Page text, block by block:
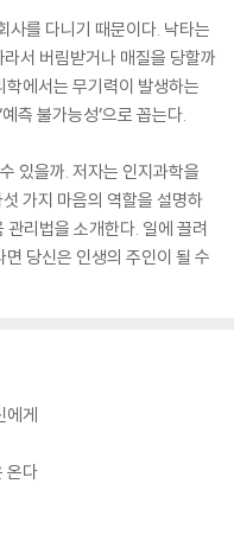
사를 다니기 때문이다. 낙타는
서 버림받거나 매질을 당할까
에서는 무기력이 발생하는
측 불가능성’으로 꼽는다.
있을까. 저자는 인지과학을
가지 마음의 역할을 설명하
리법을 소개한다. 일에 끌려
당신은 인생의 주인이 될 수
에게
온다